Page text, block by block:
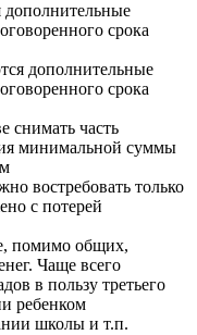
срока
дополнительные
срока
снимать часть
минимальной суммы
востребовать только
с потерей
помимо общих,
Чаще всего
в пользу третьего
ребенком
школы и т.п.